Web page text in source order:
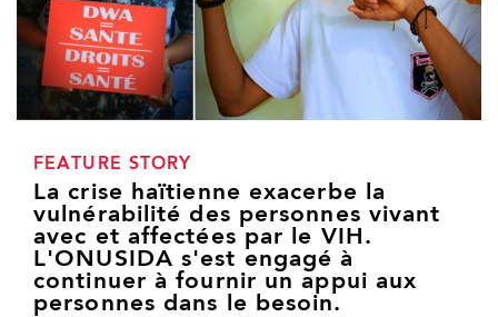
FEATURE STORY
La crise haïtienne exacerbe la
vulnérabilité des personnes vivant
avec et affectées par le VIH.
L'ONUSIDA s'est engagé à
continuer à fournir un appui aux
personnes dans le besoin.